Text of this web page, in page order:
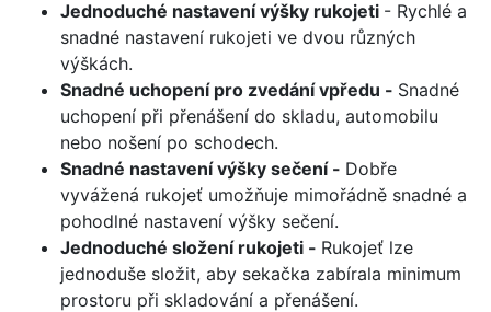
Jednoduché nastavení výšky rukojeti - Rychlé a
snadné nastavení rukojeti ve dvou různých
výškách.
Snadné uchopení pro zvedání vpředu - Snadné
uchopení při přenášení do skladu, automobilu
nebo nošení po schodech.
Snadné nastavení výšky sečení - Dobře
vyvážená rukojeť umožňuje mimořádně snadné a
pohodlné nastavení výšky sečení.
Jednoduché složení rukojeti - Rukojeť lze
jednoduše složit, aby sekačka zabírala minimum
prostoru při skladování a přenášení.